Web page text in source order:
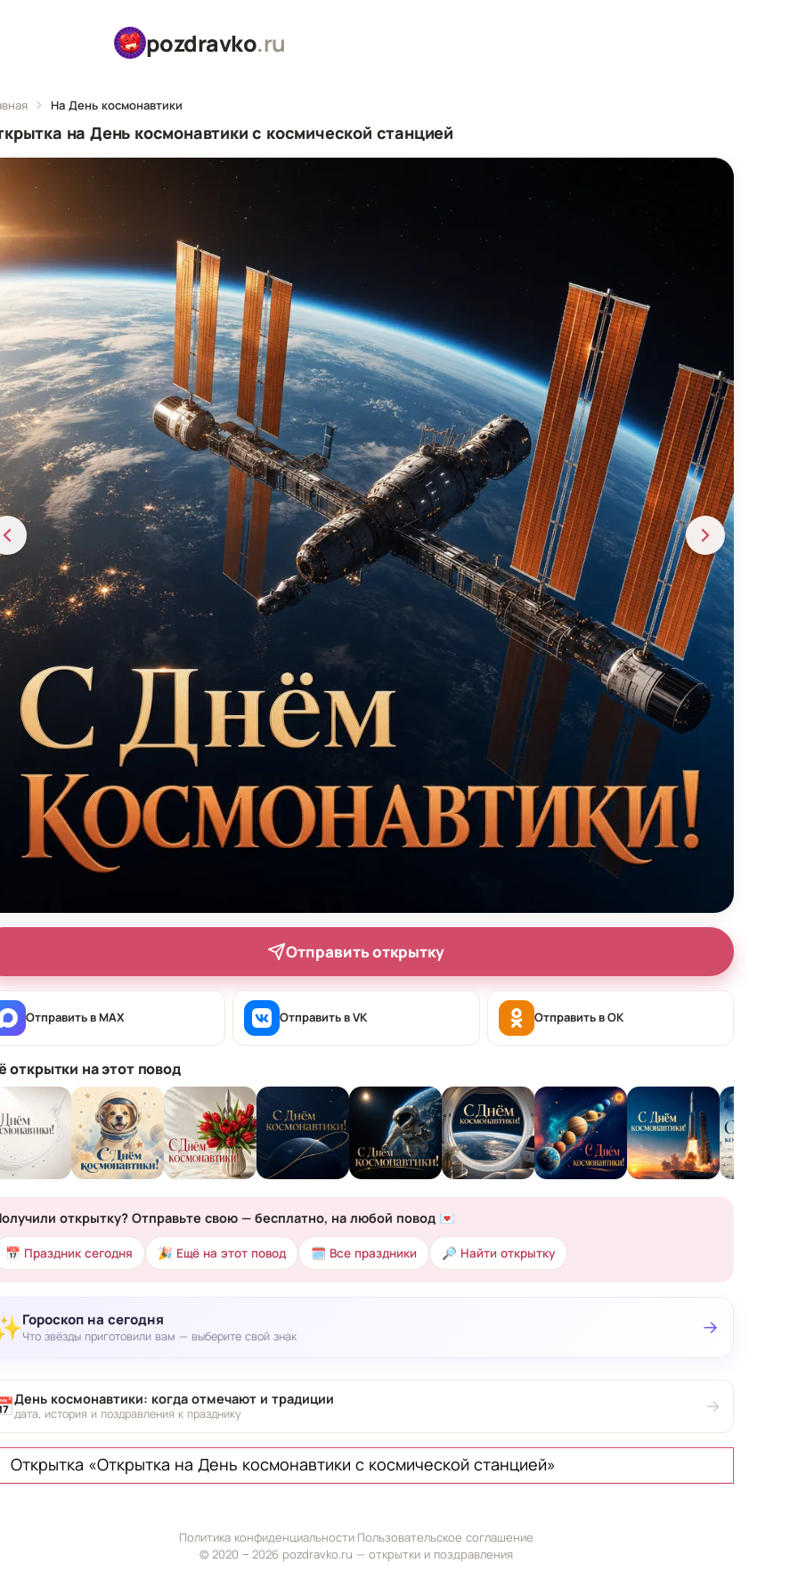
pozdravko.ru
На День космонавтики
на День космонавтики с космической станцией
Отправить открытку
Отправить в MAX Отправить в VK Отправить в OK
открытки на этот повод
открытку? Отправьте свою — бесплатно, на любой повод 💌
📅 Праздник сегодня 🎉 Ещё на этот повод 🗓 Все праздники 🔎 Найти открытку
Гороскоп на сегодня
Что звёзды приготовили вам — выберите свой знак →
День космонавтики: когда отмечают и традиции
дата, история и поздравления к празднику →
Открытка «Открытка на День космонавтики с космической станцией»
Политика конфиденциальности· Пользовательское соглашение
© 2020 ‒ 2026 pozdravko.ru — открытки и поздравления